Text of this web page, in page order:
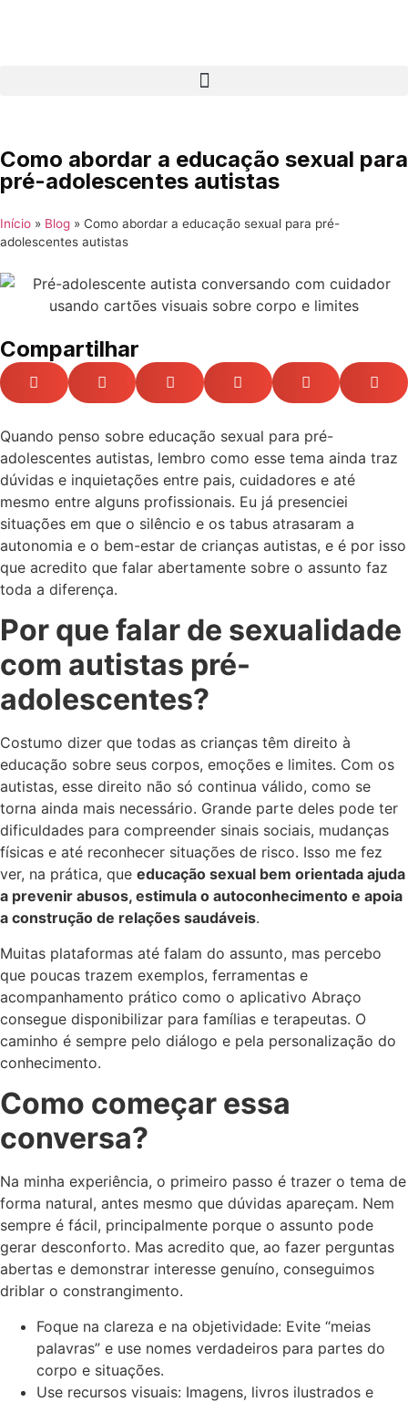
Como abordar a educação sexual para
pré-adolescentes autistas
Início » Blog » Como abordar a educação sexual para pré-
adolescentes autistas
Compartilhar
Quando penso sobre educação sexual para pré-
adolescentes autistas, lembro como esse tema ainda traz
dúvidas e inquietações entre pais, cuidadores e até
mesmo entre alguns profissionais. Eu já presenciei
situações em que o silêncio e os tabus atrasaram a
autonomia e o bem-estar de crianças autistas, e é por isso
que acredito que falar abertamente sobre o assunto faz
toda a diferença.
Por que falar de sexualidade
com autistas pré-
adolescentes?
Costumo dizer que todas as crianças têm direito à
educação sobre seus corpos, emoções e limites. Com os
autistas, esse direito não só continua válido, como se
torna ainda mais necessário. Grande parte deles pode ter
dificuldades para compreender sinais sociais, mudanças
físicas e até reconhecer situações de risco. Isso me fez
ver, na prática, que educação sexual bem orientada ajuda
a prevenir abusos, estimula o autoconhecimento e apoia
a construção de relações saudáveis.
Muitas plataformas até falam do assunto, mas percebo
que poucas trazem exemplos, ferramentas e
acompanhamento prático como o aplicativo Abraço
consegue disponibilizar para famílias e terapeutas. O
caminho é sempre pelo diálogo e pela personalização do
conhecimento.
Como começar essa
conversa?
Na minha experiência, o primeiro passo é trazer o tema de
forma natural, antes mesmo que dúvidas apareçam. Nem
sempre é fácil, principalmente porque o assunto pode
gerar desconforto. Mas acredito que, ao fazer perguntas
abertas e demonstrar interesse genuíno, conseguimos
driblar o constrangimento.
Foque na clareza e na objetividade: Evite “meias
palavras” e use nomes verdadeiros para partes do
corpo e situações.
Use recursos visuais: Imagens, livros ilustrados e